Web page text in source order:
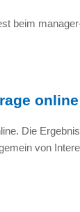
beim
online
Die
von